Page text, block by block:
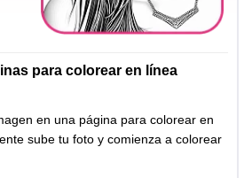
para colorear en línea
en una página para colorear en
sube tu foto y comienza a colorear